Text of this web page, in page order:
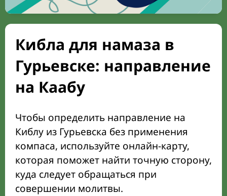
Кибла для намаза в
Гурьевске: направление
на Каабу
Чтобы определить направление на
Киблу из Гурьевска без применения
компаса, используйте онлайн-карту,
которая поможет найти точную сторону,
куда следует обращаться при
совершении молитвы.